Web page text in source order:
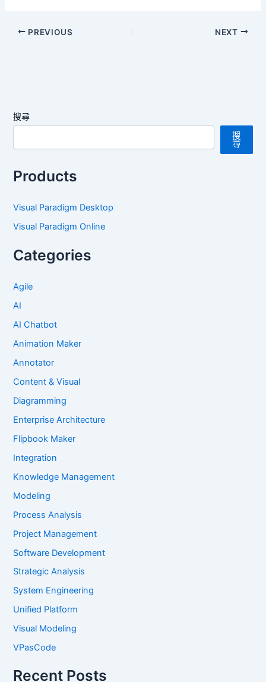
PREVIOUS NEXT
搜尋
搜
尋
Products
Visual Paradigm Desktop
Visual Paradigm Online
Categories
Agile
AI
AI Chatbot
Animation Maker
Annotator
Content & Visual
Diagramming
Enterprise Architecture
Flipbook Maker
Integration
Knowledge Management
Modeling
Process Analysis
Project Management
Software Development
Strategic Analysis
System Engineering
Unified Platform
Visual Modeling
VPasCode
Recent Posts